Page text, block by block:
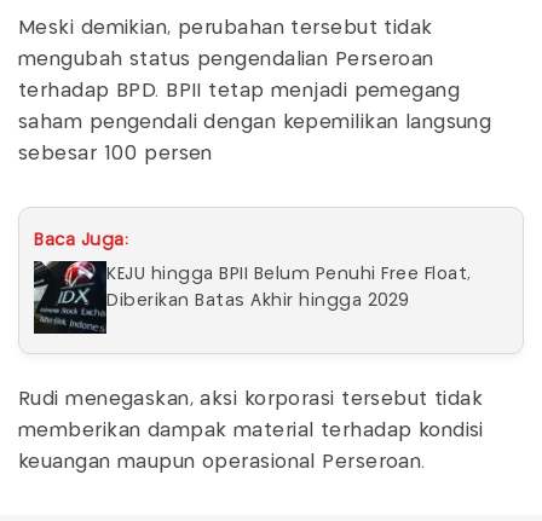
Meski demikian, perubahan tersebut tidak
mengubah status pengendalian Perseroan
terhadap BPD. BPII tetap menjadi pemegang
saham pengendali dengan kepemilikan langsung
sebesar 100 persen
Baca Juga:
KEJU hingga BPII Belum Penuhi Free Float,
Diberikan Batas Akhir hingga 2029
Rudi menegaskan, aksi korporasi tersebut tidak
memberikan dampak material terhadap kondisi
keuangan maupun operasional Perseroan.